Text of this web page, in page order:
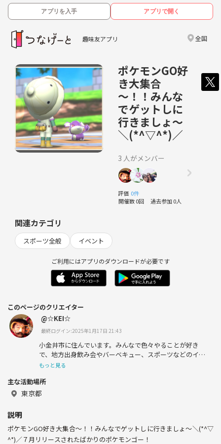
アプリを入手 アプリで開く
趣味友アプリ 全国
ポケモンGO好
き大集合
～！！みんな
でゲットしに
行きましょ〜
＼(*^▽^*)／
3 人がメンバー
評価 0件
開催数 0回 過去参加 0人
関連カテゴリ
スポーツ全般 イベント
ご利用にはアプリのダウンロードが必要です
このページのクリエイター
@☆KEI☆
最終ログイン:2025年1月17日 21:43
小金井市に住んでいます。みんなで色々やることが好き
で、地方出身飲み会やバーベキュー、スポーツなどのイベ
ントをしています♪
宜しくお願いいしますo(^▽^)o
もっと見る
主な活動場所
東京都
説明
ポケモンGO好き大集合～！！みんなでゲットしに行きましょ〜＼(*^▽
^*)／７月リリースされたばかりのポケモンゴー！